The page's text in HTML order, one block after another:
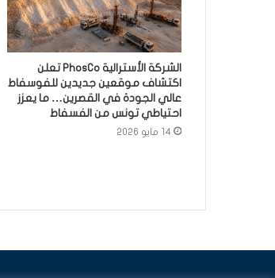
الشركة الأسترالية PhosCo تعلن
اكتشاف موقعين جديدين للفوسفاط
عالي الجودة في القصرين… ما يعزز
احتياطي تونس من الفسفاط
14 مايو 2026